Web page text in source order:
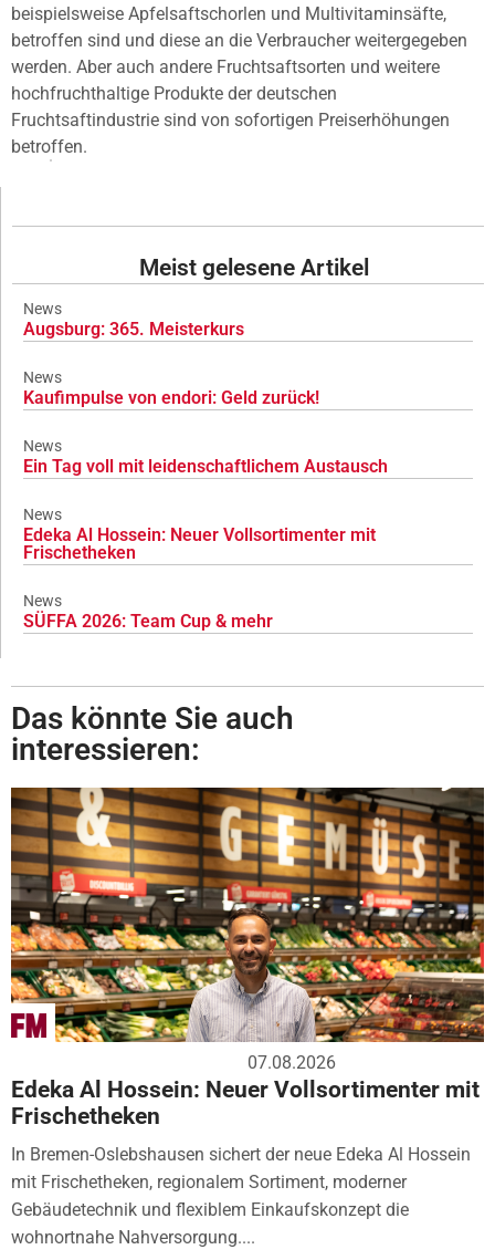
beispielsweise Apfelsaftschorlen und Multivitaminsäfte,
betroffen sind und diese an die Verbraucher weitergegeben
werden. Aber auch andere Fruchtsaftsorten und weitere
hochfruchthaltige Produkte der deutschen
Fruchtsaftindustrie sind von sofortigen Preiserhöhungen
betroffen.
Meist gelesene Artikel
News
Augsburg: 365. Meisterkurs
News
Kaufimpulse von endori: Geld zurück!
News
Ein Tag voll mit leidenschaftlichem Austausch
News
Edeka Al Hossein: Neuer Vollsortimenter mit
Frischetheken
News
SÜFFA 2026: Team Cup & mehr
Das könnte Sie auch
interessieren:
07.08.2026
Edeka Al Hossein: Neuer Vollsortimenter mit
Frischetheken
In Bremen-Oslebshausen sichert der neue Edeka Al Hossein
mit Frischetheken, regionalem Sortiment, moderner
Gebäudetechnik und flexiblem Einkaufskonzept die
wohnortnahe Nahversorgung....